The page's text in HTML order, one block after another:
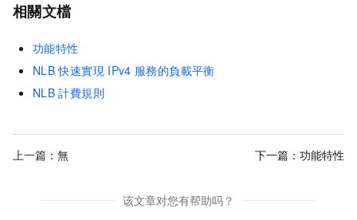
相關文檔
功能特性
NLB 快速實現 IPv4 服務的負載平衡
NLB 計費規則
上一篇：無 下一篇： 功能特性
该文章对您有帮助吗？